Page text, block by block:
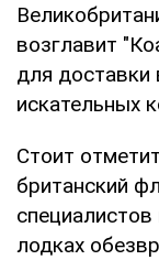
возглавит
для доставки
искательных
Стоит
британский
лодках